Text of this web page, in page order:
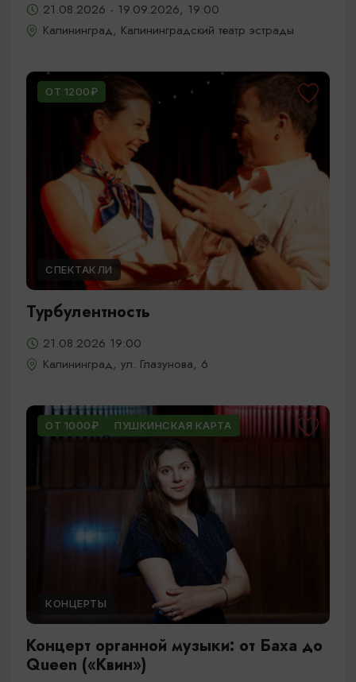
21.08.2026 - 19.09.2026, 19:00
Калининград, Калининградский театр эстрады
ОТ 1200₽
СПЕКТАКЛИ
Турбулентность
21.08.2026 19:00
Калининград, ул. Глазунова, 6
ОТ 1000₽ ПУШКИНСКАЯ КАРТА
КОНЦЕРТЫ
Концерт органной музыки: от Баха до
Queen («Квин»)